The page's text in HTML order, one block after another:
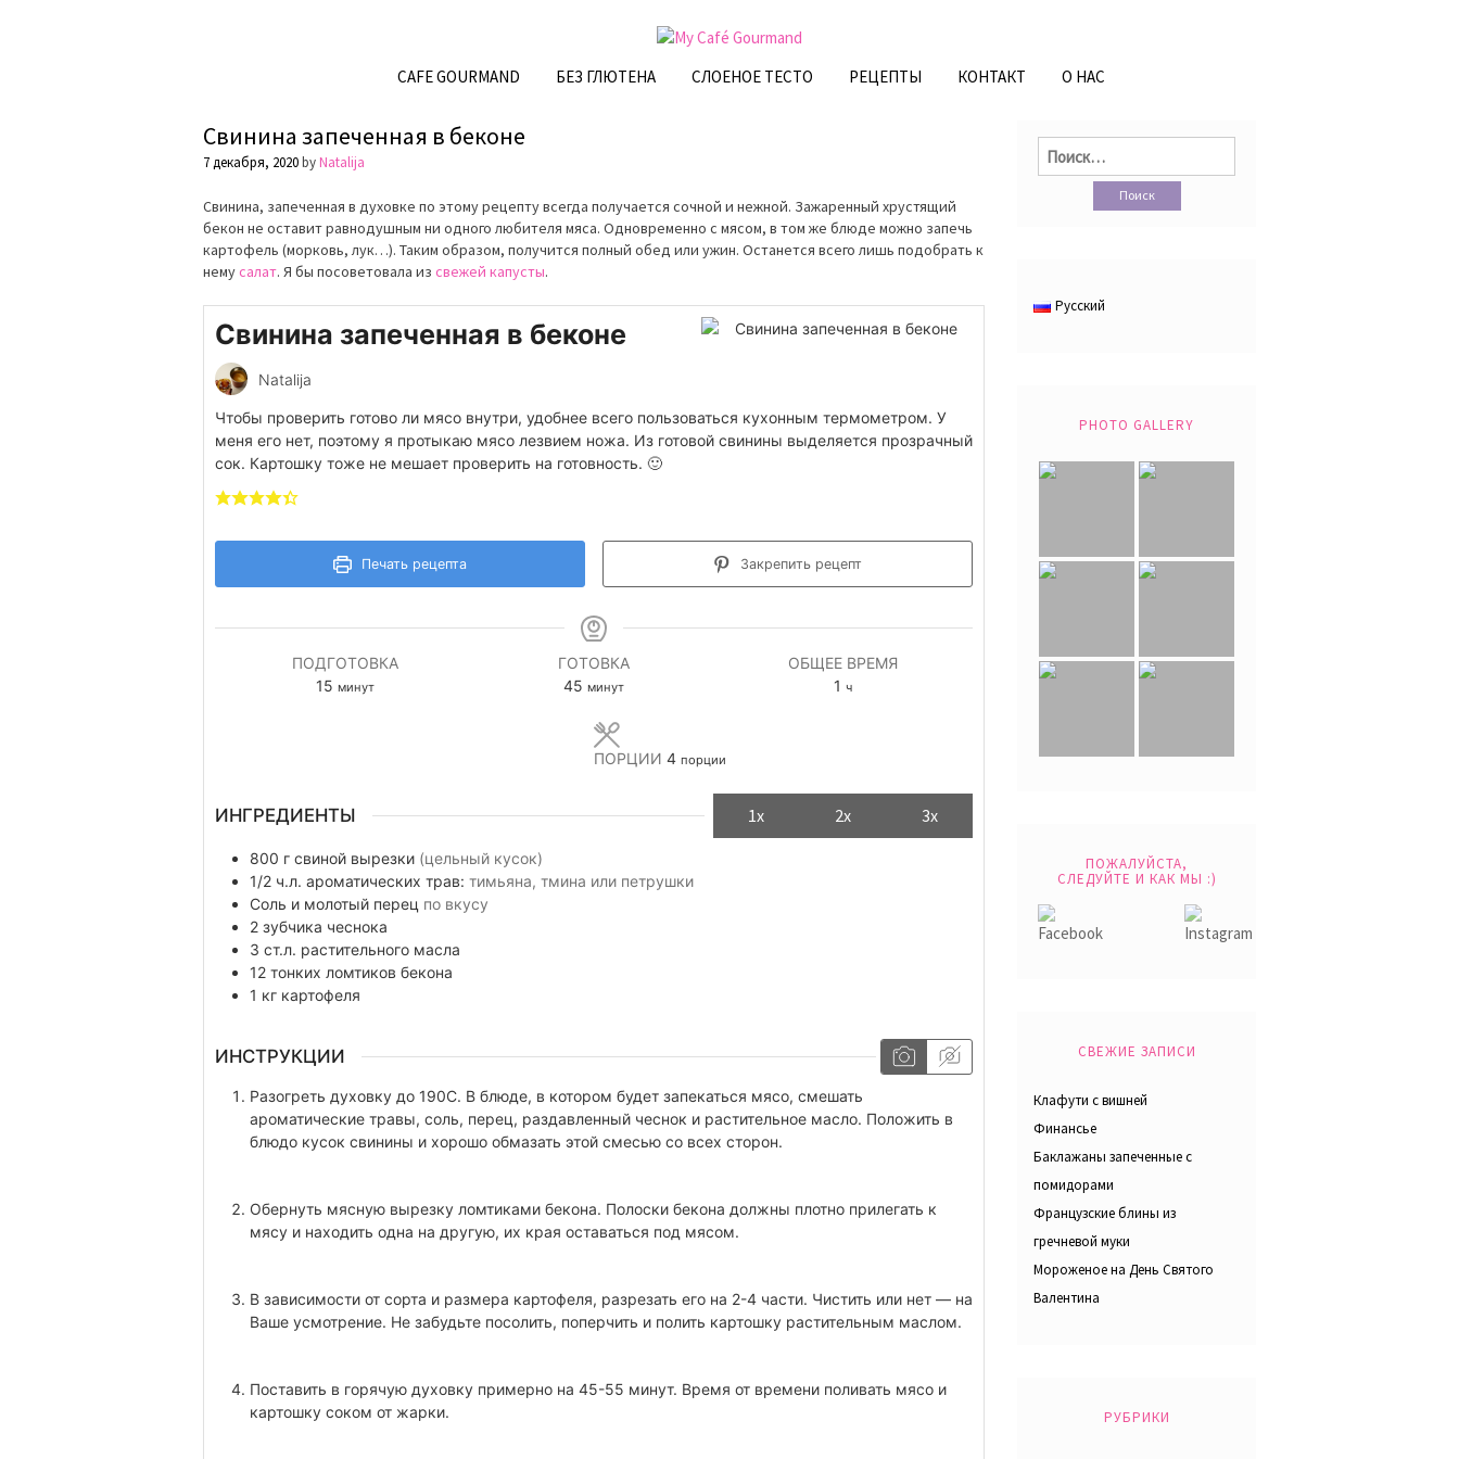
CAFE GOURMAND БЕЗ ГЛЮТЕНА СЛОЕНОЕ ТЕСТО РЕЦЕПТЫ КОНТАКТ О НАС
Свинина запеченная в беконе
7 декабря, 2020byNatalija
Свинина, запеченная в духовке по этому рецепту всегда получается сочной и нежной. Зажаренный хрустящий
бекон не оставит равнодушным ни одного любителя мяса. Одновременно с мясом, в том же блюде можно запечь
картофель (морковь, лук…). Таким образом, получится полный обед или ужин. Останется всего лишь подобрать к
немусалат. Я бы посоветовала из свежей капусты.
Свинина запеченная в беконе
Natalija
Чтобы проверить готово ли мясо внутри, удобнее всего пользоваться кухонным термометром. У
меня его нет, поэтому я протыкаю мясо лезвием ножа. Из готовой свинины выделяется прозрачный
сок. Картошку тоже не мешает проверить на готовность. 🙂
Печать рецепта Закрепить рецепт
ПОДГОТОВКА
15минуты
минут
ГОТОВКА
45минуты
минут
ОБЩЕЕ ВРЕМЯ
1 час
ч
ПОРЦИИ 4 порции
ИНГРЕДИЕНТЫ 1x 2x 3x
800 г свиной вырезки (цельный кусок)
1/2 ч.л. ароматических трав: тимьяна, тмина или петрушки
Соль и молотый перец по вкусу
2 зубчика чеснока
3 ст.л. растительного масла
12 тонких ломтиков бекона
1 кг картофеля
ИНСТРУКЦИИ
Разогреть духовку до 190С. В блюде, в котором будет запекаться мясо, смешать
ароматические травы, соль, перец, раздавленный чеснок и растительное масло. Положить в
блюдо кусок свинины и хорошо обмазать этой смесью со всех сторон.
Обернуть мясную вырезку ломтиками бекона. Полоски бекона должны плотно прилегать к
мясу и находить одна на другую, их края оставаться под мясом.
В зависимости от сорта и размера картофеля, разрезать его на 2-4 части. Чистить или нет — на
Ваше усмотрение. Не забудьте посолить, поперчить и полить картошку растительным маслом.
Поставить в горячую духовку примерно на 45-55 минут. Время от времени поливать мясо и
картошку соком от жарки.
Найти:
Русский
PHOTO GALLERY
ПОЖАЛУЙСТА,
СЛЕДУЙТЕ И КАК МЫ :)
СВЕЖИЕ ЗАПИСИ
Клафути с вишней
Финансье
Баклажаны запеченные с
помидорами
Французские блины из
гречневой муки
Мороженое на День Святого
Валентина
РУБРИКИ